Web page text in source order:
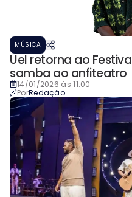
MÚSICA
Uel retorna ao
samba ao anfiteatro
14/01/2026 às 11:00
PorRedação